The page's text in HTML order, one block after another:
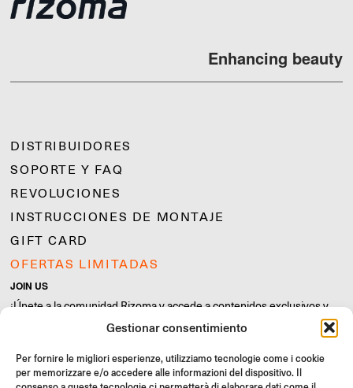
Gestionar consentimiento
Per fornire le migliori esperienze, utilizziamo tecnologie come i cookie
per memorizzare e/o accedere alle informazioni del dispositivo. Il
Enhancing beauty
DISTRIBUIDORES
SOPORTE Y FAQ
REVOLUCIONES
INSTRUCCIONES DE MONTAJE
GIFT CARD
OFERTAS LIMITADAS
JOIN US
¡Únete a la comunidad Rizoma y accede a contenidos exclusivos y
Inscríbete